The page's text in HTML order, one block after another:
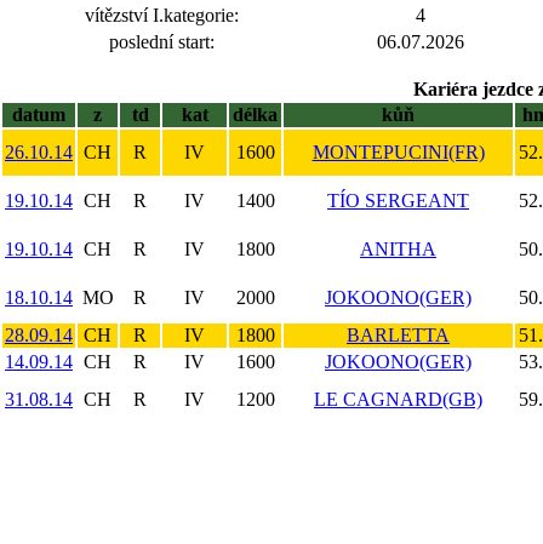
vítězství I.kategorie:
4
poslední start:
06.07.2026
Kariéra jezdce
datum
z td kat délka kůň
26.10.14 CH R IV 1600 MONTEPUCINI(FR)
19.10.14 CH R IV 1400 TÍO SERGEANT
19.10.14 CH R IV 1800 ANITHA
18.10.14 MO R IV 2000 JOKOONO(GER)
28.09.14 CH R IV 1800 BARLETTA
14.09.14 CH R IV 1600 JOKOONO(GER)
31.08.14 CH R IV 1200 LE CAGNARD(GB)